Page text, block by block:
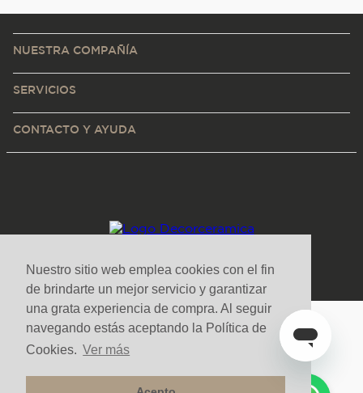
Nuestro sitio web emplea cookies con el fin
de brindarte un mejor servicio y garantizar
una grata experiencia de compra. Al seguir
navegando estás aceptando la Política de
Cookies. Ver más
NUESTRA COMPAÑÍA
SERVICIOS
CONTACTO Y AYUDA
Medios de pago y sitio seguro